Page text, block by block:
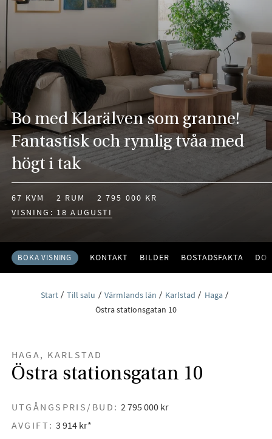
Bo med Klarälven som granne!
Fantastisk och rymlig tvåa med
högt i tak
67 KVM 2 RUM
2 795 000 KR
VISNING: 18 AUGUSTI
BOKA VISNING KONTAKT BILDER BOSTADSFAKTA
Start Till salu Värmlands län Karlstad
Haga
Östra stationsgatan 10
HAGA, KARLSTAD
Östra stationsgatan 10
UTGÅNGSPRIS/BUD: 2 795 000 kr
AVGIFT: 3 914 kr*